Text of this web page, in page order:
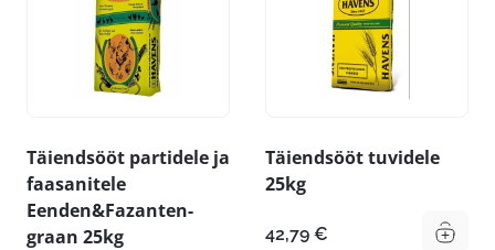
Täiendsööt partidele ja
faasanitele
Eenden&Fazanten-
graan 25kg
Täiendsööt tuvidele
25kg
42,79 €